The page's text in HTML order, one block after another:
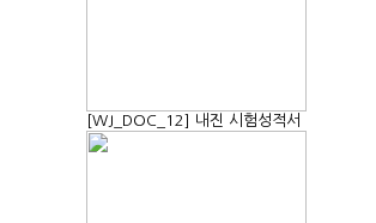
[WJ_DOC_12] 내진 시험성적서